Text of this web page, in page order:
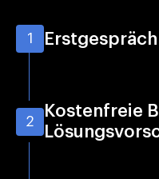
1
2
Kostenfreie